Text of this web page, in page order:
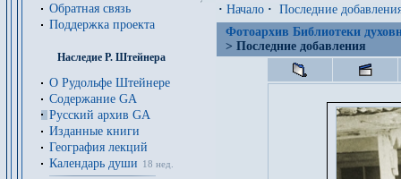
Обратная связь
Поддержка проекта
Наследие Р. Штейнера
О Рудольфе Штейнере
Содержание GA
Русский архив GA
Изданные книги
География лекций
Календарь души
18 нед.
· Начало · Последние
Фотоархив Библиотеки
> Последние добавления